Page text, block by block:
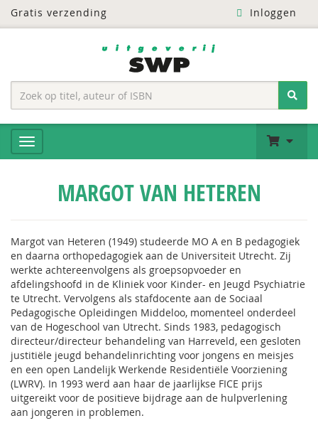
Gratis verzending Inloggen
MARGOT VAN HETEREN
Margot van Heteren (1949) studeerde MO A en B pedagogiek
en daarna orthopedagogiek aan de Universiteit Utrecht. Zij
werkte achtereenvolgens als groepsopvoeder en
afdelingshoofd in de Kliniek voor Kinder- en Jeugd Psychiatrie
te Utrecht. Vervolgens als stafdocente aan de Sociaal
Pedagogische Opleidingen Middeloo, momenteel onderdeel
van de Hogeschool van Utrecht. Sinds 1983, pedagogisch
directeur/directeur behandeling van Harreveld, een gesloten
justitiële jeugd behandelinrichting voor jongens en meisjes
en een open Landelijk Werkende Residentiële Voorziening
(LWRV). In 1993 werd aan haar de jaarlijkse FICE prijs
uitgereikt voor de positieve bijdrage aan de hulpverlening
aan jongeren in problemen.